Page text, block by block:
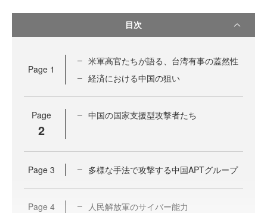
目次
Page 1
米軍高官たちが語る、台湾有事の蓋然性
経済における中国の狙い
Page
2
中国の国家支援型攻撃者たち
Page 3 多様な手法で攻撃する中国APTグループ
Page 4 人民解放軍のサイバー能力